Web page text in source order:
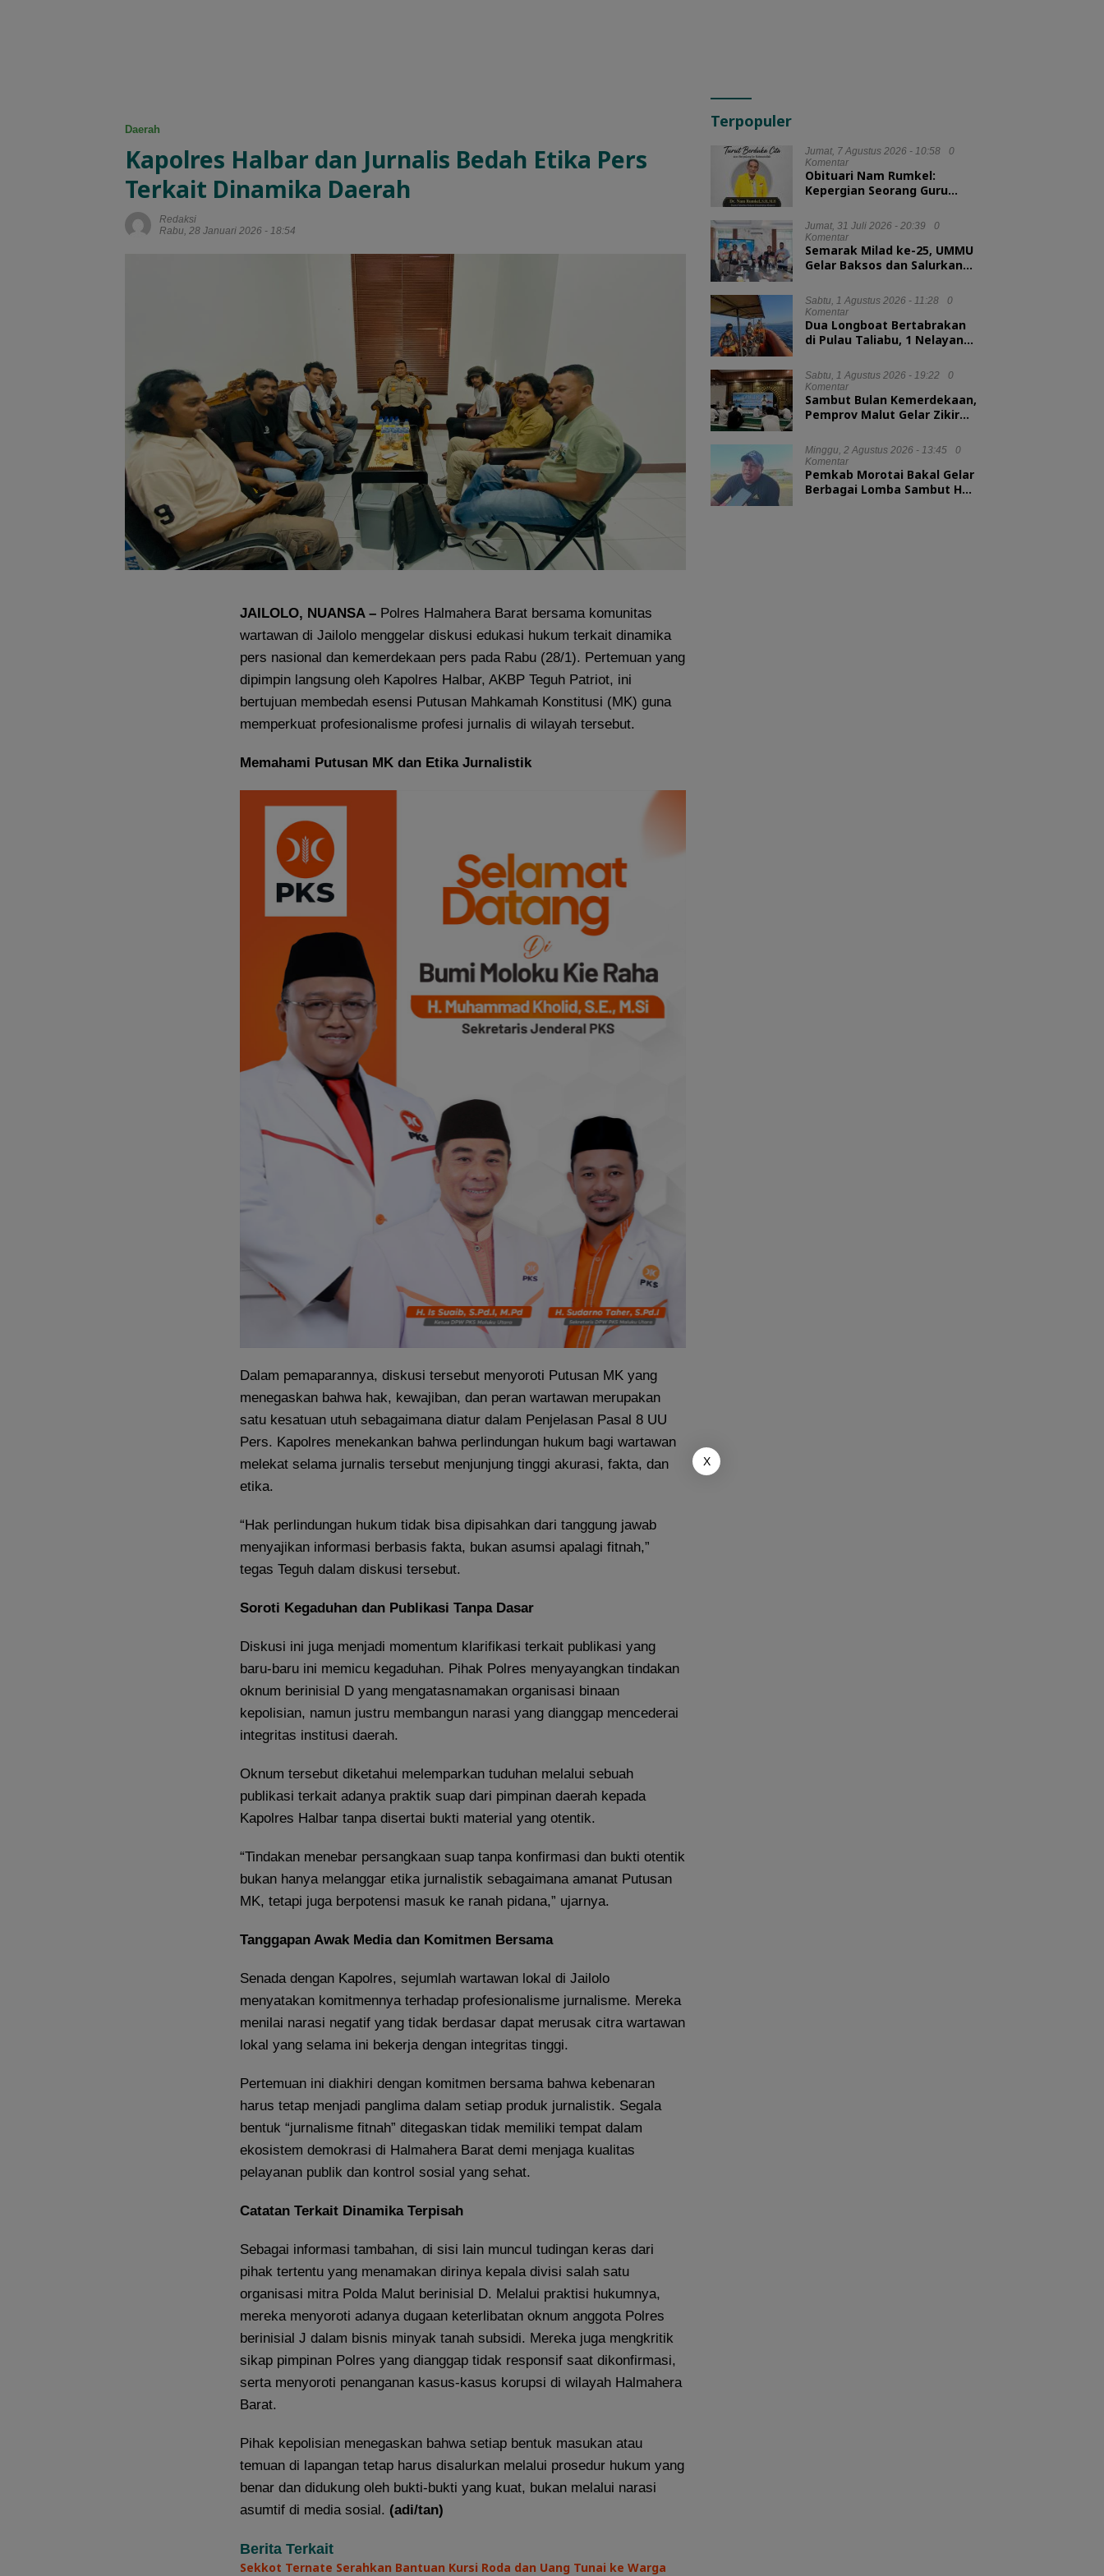
Daerah
Kapolres Halbar dan Jurnalis Bedah Etika Pers
Terkait Dinamika Daerah
Redaksi
Rabu, 28 Januari 2026 - 18:54
JAILOLO, NUANSA – Polres Halmahera Barat bersama komunitas
wartawan di Jailolo menggelar diskusi edukasi hukum terkait dinamika
pers nasional dan kemerdekaan pers pada Rabu (28/1). Pertemuan yang
dipimpin langsung oleh Kapolres Halbar, AKBP Teguh Patriot, ini
bertujuan membedah esensi Putusan Mahkamah Konstitusi (MK) guna
memperkuat profesionalisme profesi jurnalis di wilayah tersebut.
Memahami Putusan MK dan Etika Jurnalistik
Dalam pemaparannya, diskusi tersebut menyoroti Putusan MK yang
menegaskan bahwa hak, kewajiban, dan peran wartawan merupakan
satu kesatuan utuh sebagaimana diatur dalam Penjelasan Pasal 8 UU
Pers. Kapolres menekankan bahwa perlindungan hukum bagi wartawan
melekat selama jurnalis tersebut menjunjung tinggi akurasi, fakta, dan
etika.
“Hak perlindungan hukum tidak bisa dipisahkan dari tanggung jawab
menyajikan informasi berbasis fakta, bukan asumsi apalagi fitnah,”
tegas Teguh dalam diskusi tersebut.
Soroti Kegaduhan dan Publikasi Tanpa Dasar
Diskusi ini juga menjadi momentum klarifikasi terkait publikasi yang
baru-baru ini memicu kegaduhan. Pihak Polres menyayangkan tindakan
oknum berinisial D yang mengatasnamakan organisasi binaan
kepolisian, namun justru membangun narasi yang dianggap mencederai
integritas institusi daerah.
Oknum tersebut diketahui melemparkan tuduhan melalui sebuah
publikasi terkait adanya praktik suap dari pimpinan daerah kepada
Kapolres Halbar tanpa disertai bukti material yang otentik.
“Tindakan menebar persangkaan suap tanpa konfirmasi dan bukti otentik
bukan hanya melanggar etika jurnalistik sebagaimana amanat Putusan
MK, tetapi juga berpotensi masuk ke ranah pidana,” ujarnya.
Tanggapan Awak Media dan Komitmen Bersama
Senada dengan Kapolres, sejumlah wartawan lokal di Jailolo
menyatakan komitmennya terhadap profesionalisme jurnalisme. Mereka
menilai narasi negatif yang tidak berdasar dapat merusak citra wartawan
lokal yang selama ini bekerja dengan integritas tinggi.
Pertemuan ini diakhiri dengan komitmen bersama bahwa kebenaran
harus tetap menjadi panglima dalam setiap produk jurnalistik. Segala
bentuk “jurnalisme fitnah” ditegaskan tidak memiliki tempat dalam
ekosistem demokrasi di Halmahera Barat demi menjaga kualitas
pelayanan publik dan kontrol sosial yang sehat.
Catatan Terkait Dinamika Terpisah
Sebagai informasi tambahan, di sisi lain muncul tudingan keras dari
pihak tertentu yang menamakan dirinya kepala divisi salah satu
organisasi mitra Polda Malut berinisial D. Melalui praktisi hukumnya,
mereka menyoroti adanya dugaan keterlibatan oknum anggota Polres
berinisial J dalam bisnis minyak tanah subsidi. Mereka juga mengkritik
sikap pimpinan Polres yang dianggap tidak responsif saat dikonfirmasi,
serta menyoroti penanganan kasus-kasus korupsi di wilayah Halmahera
Barat.
Pihak kepolisian menegaskan bahwa setiap bentuk masukan atau
temuan di lapangan tetap harus disalurkan melalui prosedur hukum yang
benar dan didukung oleh bukti-bukti yang kuat, bukan melalui narasi
asumtif di media sosial. (adi/tan)
Berita Terkait
Sekkot Ternate Serahkan Bantuan Kursi Roda dan Uang Tunai ke Warga
Terpopuler
Jumat, 7 Agustus 2026 - 10:58
0
Komentar
Obituari Nam Rumkel:
Kepergian Seorang Guru
Kesederhanaan
Jumat, 31 Juli 2026 - 20:39
0
Komentar
Semarak Milad ke-25, UMMU
Gelar Baksos dan Salurkan
Mahasiswa Kurang Mampu
Sabtu, 1 Agustus 2026 - 11:28
0
Komentar
Dua Longboat Bertabrakan
di Pulau Taliabu, 1 Nelayan
Sabtu, 1 Agustus 2026 - 19:22
0
Komentar
Sambut Bulan Kemerdekaan,
Pemprov Malut Gelar Zikir
Minggu, 2 Agustus 2026 - 13:45
0
Komentar
Pemkab Morotai Bakal Gelar
Berbagai Lomba Sambut HUT
X